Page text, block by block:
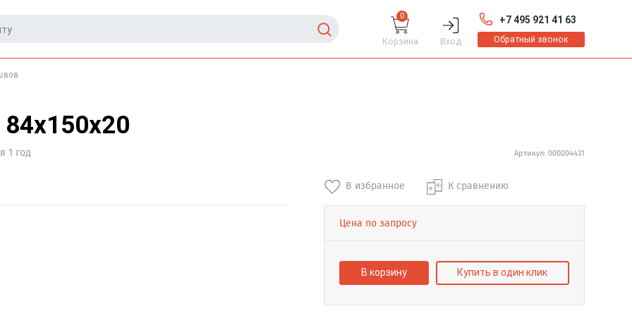
0
Корзина Вход
+7 495 921 41 63
Обратный звонок
1 год Артикул: 000004431
В избранное К сравнению
Цена по запросу
В корзину Купить в один клик